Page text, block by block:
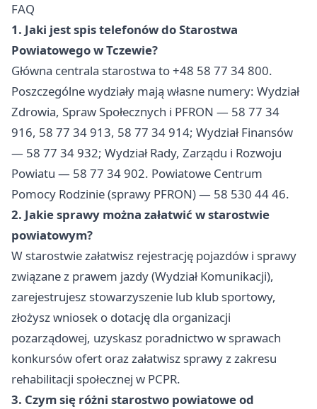
FAQ
1. Jaki jest spis telefonów do Starostwa
Powiatowego w Tczewie?
Główna centrala starostwa to +48 58 77 34 800.
Poszczególne wydziały mają własne numery: Wydział
Zdrowia, Spraw Społecznych i PFRON — 58 77 34
916, 58 77 34 913, 58 77 34 914; Wydział Finansów
— 58 77 34 932; Wydział Rady, Zarządu i Rozwoju
Powiatu — 58 77 34 902. Powiatowe Centrum
Pomocy Rodzinie (sprawy PFRON) — 58 530 44 46.
2. Jakie sprawy można załatwić w starostwie
powiatowym?
W starostwie załatwisz rejestrację pojazdów i sprawy
związane z prawem jazdy (Wydział Komunikacji),
zarejestrujesz stowarzyszenie lub klub sportowy,
złożysz wniosek o dotację dla organizacji
pozarządowej, uzyskasz poradnictwo w sprawach
konkursów ofert oraz załatwisz sprawy z zakresu
rehabilitacji społecznej w PCPR.
3. Czym się różni starostwo powiatowe od